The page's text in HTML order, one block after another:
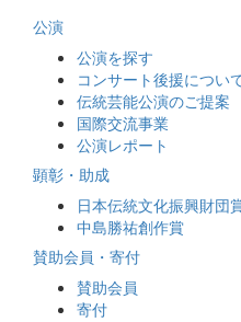
公演
公演を探す
コンサート後援につい
伝統芸能公演のご提案
国際交流事業
公演レポート
顕彰・助成
日本伝統文化振興財団
中島勝祐創作賞
賛助会員・寄付
賛助会員
寄付